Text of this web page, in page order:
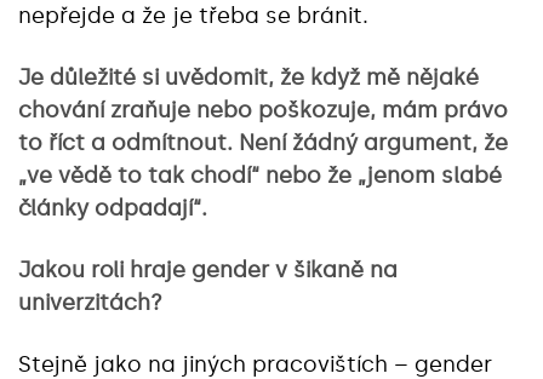
nepřejde a že je třeba se bránit.
Je důležité si uvědomit, že když mě nějaké
chování zraňuje nebo poškozuje, mám právo
to říct a odmítnout. Není žádný argument, že
„ve vědě to tak chodí“ nebo že „jenom slabé
články odpadají“.
Jakou roli hraje gender v šikaně na
univerzitách?
Stejně jako na jiných pracovištích – gender